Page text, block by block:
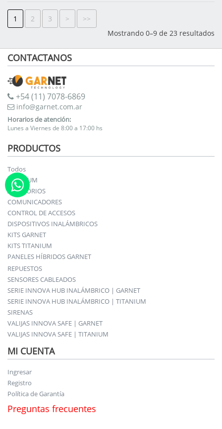
1 2 3 >
>>
Mostrando 0–9 de 23 resultados
CONTACTANOS
+54 (11) 7078-6869
info@garnet.com.ar
Horarios de atención:
Lunes a Viernes de 8:00 a 17:00 hs
PRODUCTOS
Todos
TITANIUM
ACCESORIOS
COMUNICADORES
CONTROL DE ACCESOS
DISPOSITIVOS INALÁMBRICOS
KITS GARNET
KITS TITANIUM
PANELES HÍBRIDOS GARNET
REPUESTOS
SENSORES CABLEADOS
SERIE INNOVA HUB INALÁMBRICO | GARNET
SERIE INNOVA HUB INALÁMBRICO | TITANIUM
SIRENAS
VALIJAS INNOVA SAFE | GARNET
VALIJAS INNOVA SAFE | TITANIUM
MI CUENTA
Ingresar
Registro
Política de Garantía
Preguntas frecuentes